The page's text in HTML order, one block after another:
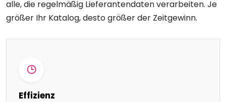
alle, die regelmäßig Lieferantendaten verarbeiten. Je
größer Ihr Katalog, desto größer der Zeitgewinn.
Effizienz